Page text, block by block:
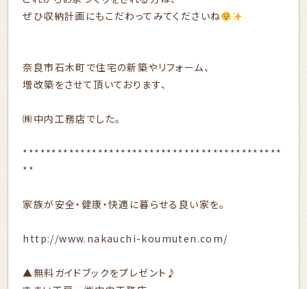
ぜひ収納計画にもこだわってみてくださいね
奈良市石木町で住宅の新築やリフォーム、
増改築をさせて頂いております、
㈱中内工務店でした。
*********************************************
**
家族が安全・健康・快適に暮らせる良い家を。
http://www.nakauchi-koumuten.com/
▲無料ガイドブックをプレゼント♪